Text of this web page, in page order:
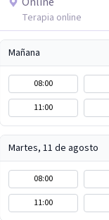
Terapia online
Mañana
08:00
11:00
Martes, 11 de agosto
08:00
11:00